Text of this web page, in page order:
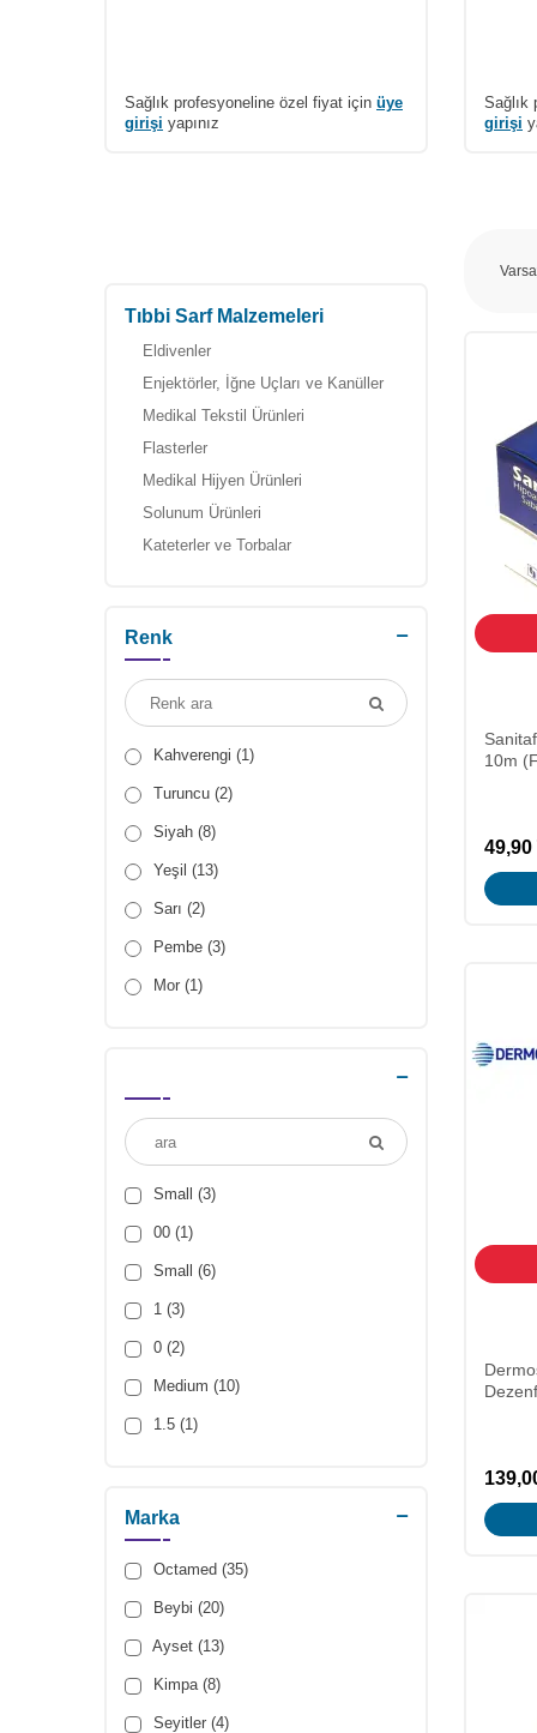
Sağlık profesyoneline özel fiyat için üye
girişi yapınız
Sağlık
girişi
Tıbbi Sarf Malzemeleri
Eldivenler
Enjektörler, İğne Uçları ve Kanüller
Medikal Tekstil Ürünleri
Flasterler
Medikal Hijyen Ürünleri
Solunum Ürünleri
Kateterler ve Torbalar
Renk
Kahverengi (1)
Turuncu (2)
Siyah (8)
Yeşil (13)
Sarı (2)
Pembe (3)
Mor (1)
Mavi (4)
Kırmızı (1)
Small (3)
00 (1)
Small (6)
1 (3)
0 (2)
Medium (10)
1.5 (1)
X-Large (1)
2.5 (2)
3 (5)
3.5 (1)
4 (5)
Marka
Octamed (35)
Beybi (20)
Ayset (13)
Kimpa (8)
Seyitler (4)
10m
49,90